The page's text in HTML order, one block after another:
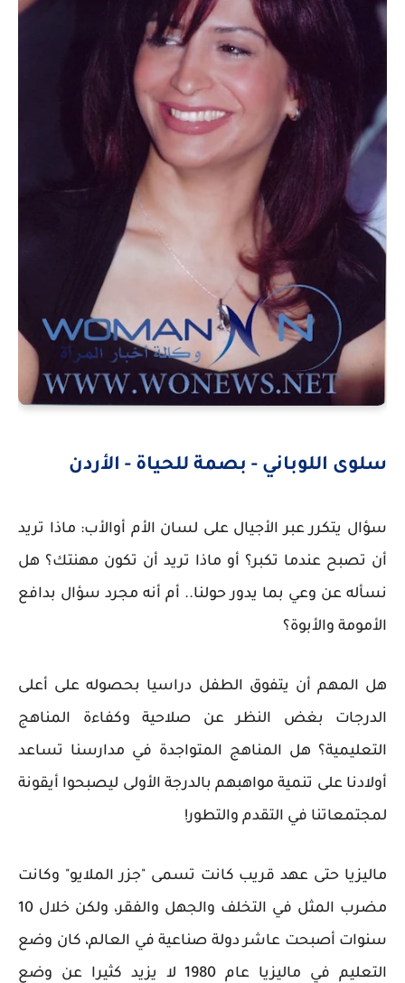
سلوى اللوباني - بصمة للحياة - الأردن
سؤال يتكرر عبر الأجيال على لسان الأم أوالأب: ماذا تريد
أن تصبح عندما تكبر؟ أو ماذا تريد أن تكون مهنتك؟ هل
نسأله عن وعي بما يدور حولنا.. أم أنه مجرد سؤال بدافع
الأمومة والأبوة؟
هل المهم أن يتفوق الطفل دراسيا بحصوله على أعلى
الدرجات بغض النظر عن صلاحية وكفاءة المناهج
التعليمية؟ هل المناهج المتواجدة في مدارسنا تساعد
أولادنا على تنمية مواهبهم بالدرجة الأولى ليصبحوا أيقونة
لمجتمعاتنا في التقدم والتطور!
ماليزيا حتى عهد قريب كانت تسمى "جزر الملايو" وكانت
مضرب المثل في التخلف والجهل والفقر، ولكن خلال 10
سنوات أصبحت عاشر دولة صناعية في العالم، كان وضع
التعليم في ماليزيا عام 1980 لا يزيد كثيرا عن وضع